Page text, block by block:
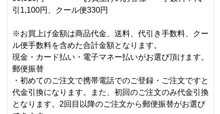
引1,100円、クール便330円
※お買上げ金額は商品代金、送料、代引き手数料、クー
ル便手数料を含めた合計金額となります。
現金・カード払い・電子マネー払いがお選び頂けます。
郵便振替
・初めてのご注文で携帯電話でのご登録・ご注文ですと
代金引換になります。また、初回のご注文のみ代金引換
となります。2回目以降のご注文から郵便振替がお選び